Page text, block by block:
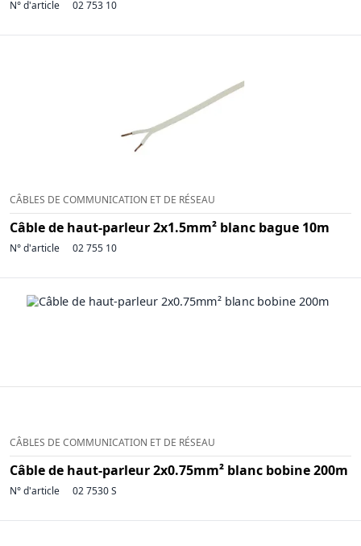
N° d'article 02 753 10
CÂBLES DE COMMUNICATION ET DE RÉSEAU
Câble de haut-parleur 2x1.5mm² blanc bague 10m
N° d'article 02 755 10
CÂBLES DE COMMUNICATION ET DE RÉSEAU
Câble de haut-parleur 2x0.75mm² blanc bobine 200m
N° d'article 02 7530 S